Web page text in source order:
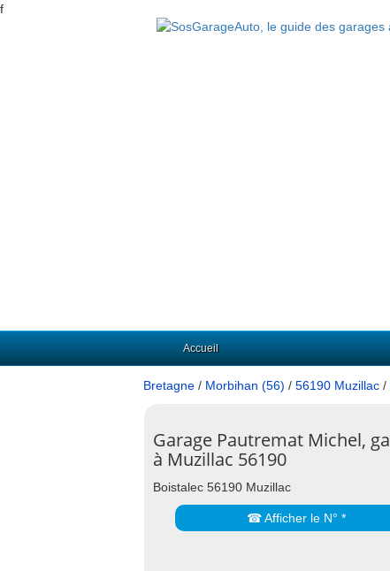
f
Accueil
Bretagne / Morbihan (56) / 56190 Muzillac /
Garage Pautremat Michel,
à Muzillac 56190
Boistalec 56190 Muzillac
☎ Afficher le N° *